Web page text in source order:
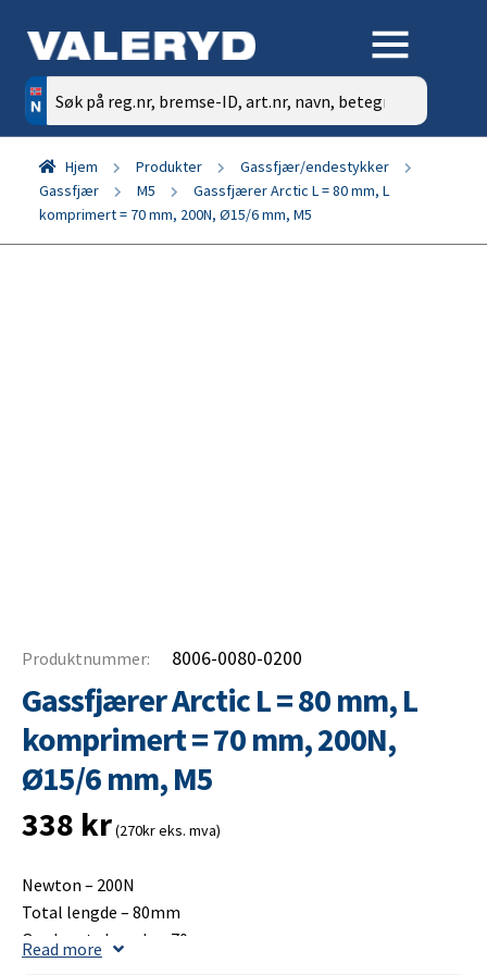
Søk
etter:
Hjem Produkter
Gassfjær/endestykker
Gassfjær
M5
Gassfjærer Arctic L = 80 mm, L
komprimert = 70 mm, 200N, Ø15/6 mm, M5
Produktnummer: 8006-0080-0200
Gassfjærer Arctic L = 80 mm, L
komprimert = 70 mm, 200N,
Ø15/6 mm, M5
338 kr(270kr eks. mva)
Newton – 200N
Total lengde – 80mm
Opplagets lengde – 70mm
Read more